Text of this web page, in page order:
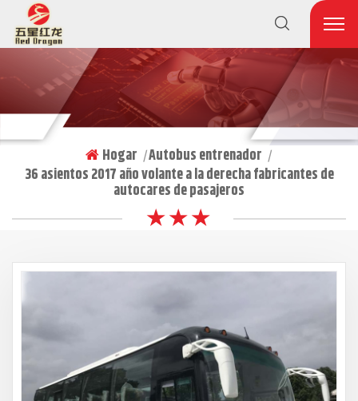
Hogar | Autobus entrenador |
36 asientos 2017 año volante a la derecha fabricantes de
autocares de pasajeros
★ ★ ★